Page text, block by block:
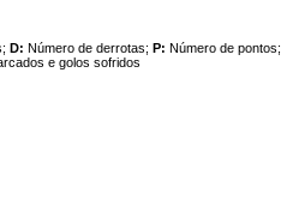
D: Número de derrotas; P: Número de pontos;
e golos sofridos